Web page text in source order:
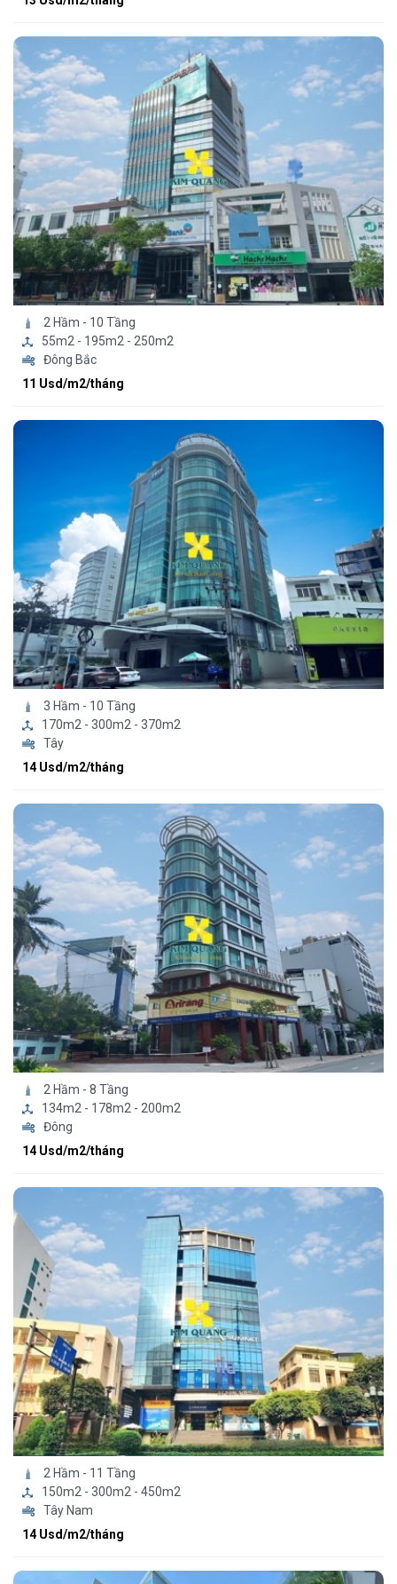
2 Hầm - 10 Tầng
55m2 - 195m2 - 250m2
Đông Bắc
11 Usd/m2/tháng
3 Hầm - 10 Tầng
170m2 - 300m2 - 370m2
Tây
14 Usd/m2/tháng
2 Hầm - 8 Tầng
134m2 - 178m2 - 200m2
Đông
14 Usd/m2/tháng
2 Hầm - 11 Tầng
150m2 - 300m2 - 450m2
Tây Nam
14 Usd/m2/tháng